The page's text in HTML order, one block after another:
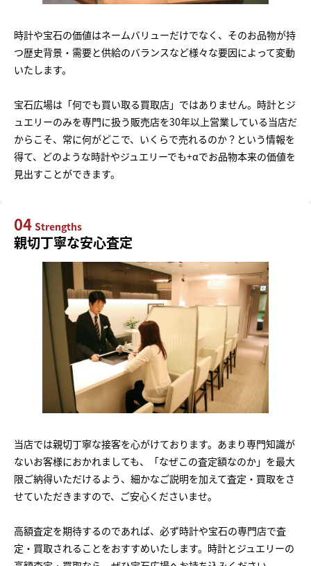
時計や宝石の価値はネームバリューだけでなく、そのお品物が持
つ歴史背景・需要と供給のバランスなど様々な要因によって変動
いたします。
宝石広場は「何でも買い取る買取店」ではありません。時計とジ
ュエリーのみを専門に扱う販売店を30年以上営業している当店だ
からこそ、常に何がどこで、いくらで売れるのか？という情報を
得て、どのような時計やジュエリーでも+αでお品物本来の価値を
見出すことができます。
04 Strengths
親切丁寧な安心査定
当店では親切丁寧な接客を心がけております。あまり専門知識が
ないお客様におかれましても、「なぜこの査定額なのか」を最大
限ご納得いただけるよう、細かなご説明を加えて査定・買取をさ
せていただきますので、ご安心くださいませ。
高額査定を期待するのであれば、必ず時計や宝石の専門店で査
定・買取されることをおすすめいたします。時計とジュエリーの